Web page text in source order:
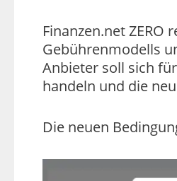
Finanzen.net
Gebührenmodells
Anbieter soll sich
handeln und die
Die neuen